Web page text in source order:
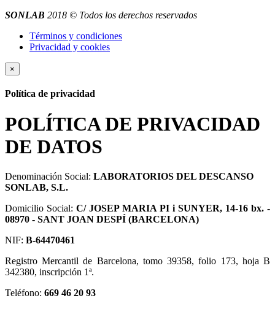
SONLAB 2018 © Todos los derechos reservados
Términos y condiciones
Privacidad y cookies
×
Política de privacidad
POLÍTICA DE PRIVACIDAD
DE DATOS
Denominación Social: LABORATORIOS DEL DESCANSO
SONLAB, S.L.
Domicilio Social: C/ JOSEP MARIA PI i SUNYER, 14-16 bx. -
08970 - SANT JOAN DESPÍ (BARCELONA)
NIF: B-64470461
Registro Mercantil de Barcelona, tomo 39358, folio 173, hoja B
342380, inscripción 1ª.
Teléfono: 669 46 20 93